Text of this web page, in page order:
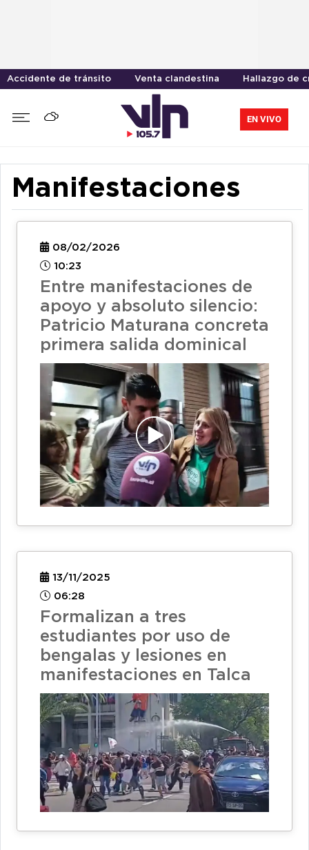
Accidente de tránsito Venta clandestina Hallazgo de
EN VIVO
Manifestaciones
08/02/2026
10:23
Entre manifestaciones de
apoyo y absoluto silencio:
Patricio Maturana concreta
primera salida dominical
13/11/2025
06:28
Formalizan a tres
estudiantes por uso de
bengalas y lesiones en
manifestaciones en Talca